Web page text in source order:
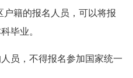
户籍的报名人员，可以将报
毕业。
员，不得报名参加国家统一